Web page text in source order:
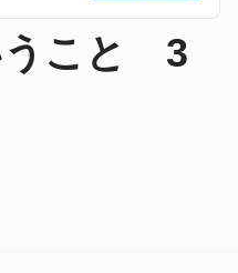
うこと 3